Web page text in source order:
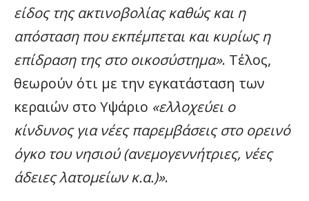
είδος της ακτινοβολίας καθώς και η
απόσταση που εκπέμπεται και κυρίως η
επίδραση της στο οικοσύστημα». Τέλος,
θεωρούν ότι με την εγκατάσταση των
κεραιών στο Υψάριο «ελλοχεύει ο
κίνδυνος για νέες παρεμβάσεις στο ορεινό
όγκο του νησιού (ανεμογεννήτριες, νέες
άδειες λατομείων κ.α.)».